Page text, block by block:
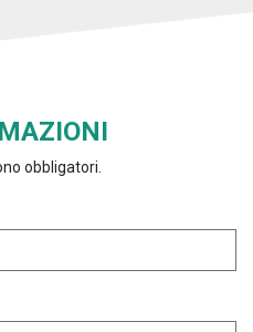
obbligatori.